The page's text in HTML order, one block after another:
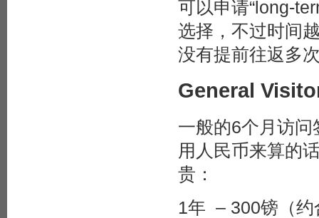
可以申请“long-
选择，不过时间
没有提前往返多
General
一般的6个月访
用人民币来算的
贵：
1年 – 300镑（